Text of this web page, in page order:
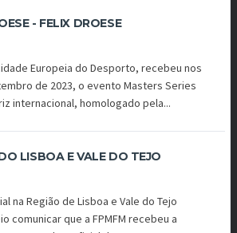
- FELIX DROESE
Europeia do Desporto, recebeu nos
de 2023, o evento Masters Series
internacional, homologado pela...
LISBOA E VALE DO TEJO
na Região de Lisboa e Vale do Tejo
comunicar que a FPMFM recebeu a